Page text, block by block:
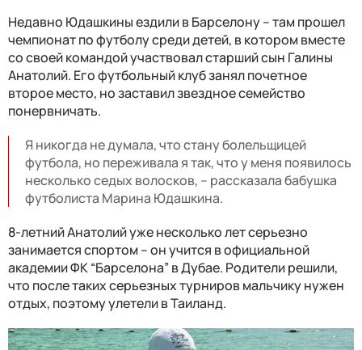
Недавно Юдашкины ездили в Барселону – там прошел
чемпионат по футболу среди детей, в котором вместе
со своей командой участвовал старший сын Галины
Анатолий. Его футбольный клуб занял почетное
второе место, но заставил звездное семейство
понервничать.
Я никогда не думала, что стану болельщицей
футбола, но переживала я так, что у меня появилось
несколько седых волосков, – рассказала бабушка
футболиста Марина Юдашкина.
8-летний Анатолий уже несколько лет серьезно
занимается спортом – он учится в официальной
академии ФК “Барселона” в Дубае. Родители решили,
что после таких серьезных турниров мальчику нужен
отдых, поэтому улетели в Таиланд.